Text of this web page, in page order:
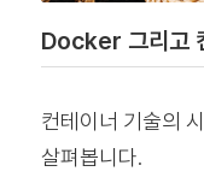
Docker 그리고
컨테이너 기술의
살펴봅니다.